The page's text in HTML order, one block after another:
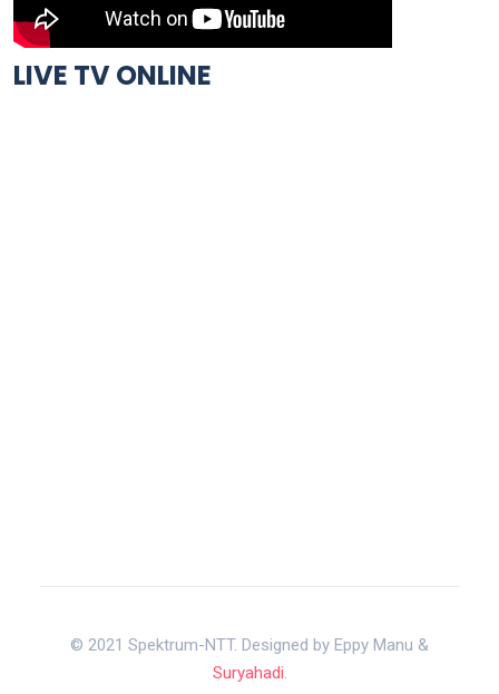
LIVE TV ONLINE
© 2021 Spektrum-NTT. Designed by Eppy Manu &
Suryahadi